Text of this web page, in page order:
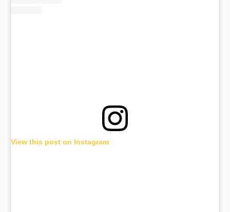
View this post on Instagram